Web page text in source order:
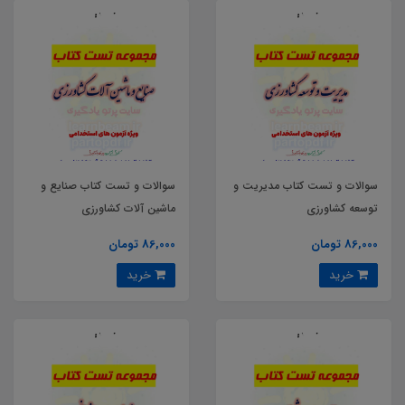
سوالات و تست کتاب مدیریت و
توسعه کشاورزی
86,000 تومان
سوالات و تست کتاب صنایع و
ماشین آلات کشاورزی
86,000 تومان